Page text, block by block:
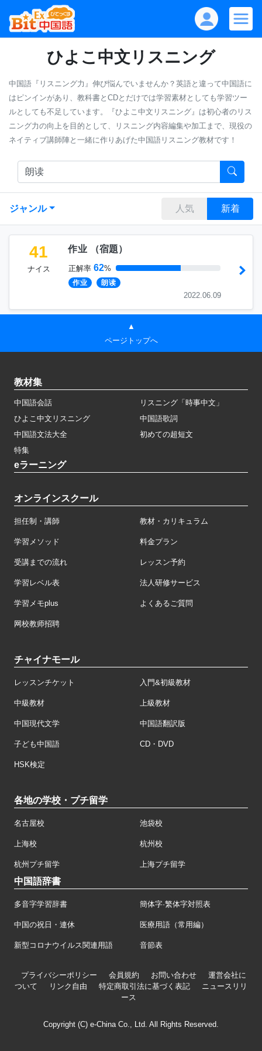
ひよこ中文リスニング
中国語『リスニング力』伸び悩んでいませんか？英語と違って中国語に
はピンインがあり、教科書とCDとだけでは学習素材としても学習ツー
ルとしても不足しています。『ひよこ中文リスニング』は初心者のリス
ニング力の向上を目的として、リスニング内容編集や加工まで、現役の
ネイティブ講師陣と一緒に作りあげた中国語リスニング教材です！
ジャンル 人気 新着
41
ナイス
作业 （宿題）
正解率 62%
作业 朗读
2022.06.09
▲
ページトップへ
教材集
中国語会話
リスニング「時事中文」
ひよこ中文リスニング
中国語歌詞
中国語文法大全
初めての超短文
特集
eラーニング
オンラインスクール
担任制・講師 教材・カリキュラム
学習メソッド 料金プラン
受講までの流れ レッスン予約
学習レベル表 法人研修サービス
学習メモplus よくあるご質問
网校教师招聘
チャイナモール
レッスンチケット 入門&初級教材
中級教材 上級教材
中国現代文学 中国語翻訳版
子ども中国語 CD・DVD
HSK検定
各地の学校・プチ留学
名古屋校 池袋校
上海校 杭州校
杭州プチ留学 上海プチ留学
中国語辞書
多音字学習辞書 簡体字·繁体字対照表
中国の祝日・連休 医療用語（常用編）
新型コロナウイルス関連用語 音節表
プライバシーポリシー 会員規約 お問い合わせ
運営会社に
ついて
リンク自由 特定商取引法に基づく表記
ニュースリリ
ース
Copyright (C) e-China Co., Ltd. All Rights Reserved.